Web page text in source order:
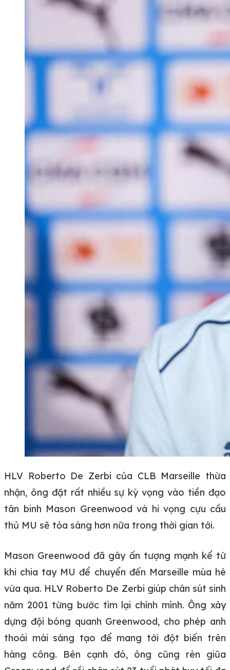
HLV Roberto De Zerbi của CLB Marseille thừa
nhận, ông đặt rất nhiều sự kỳ vọng vào tiền đạo
tân binh Mason Greenwood và hi vọng cựu cầu
thủ MU sẽ tỏa sáng hơn nữa trong thời gian tới.
Mason Greenwood đã gây ấn tượng mạnh kể từ
khi chia tay MU để chuyển đến Marseille mùa hè
vừa qua. HLV Roberto De Zerbi giúp chân sút sinh
năm 2001 từng bước tìm lại chính mình. Ông xây
dựng đội bóng quanh Greenwood, cho phép anh
thoải mái sáng tạo để mang tới đột biến trên
hàng công. Bên cạnh đó, ông cũng rèn giũa